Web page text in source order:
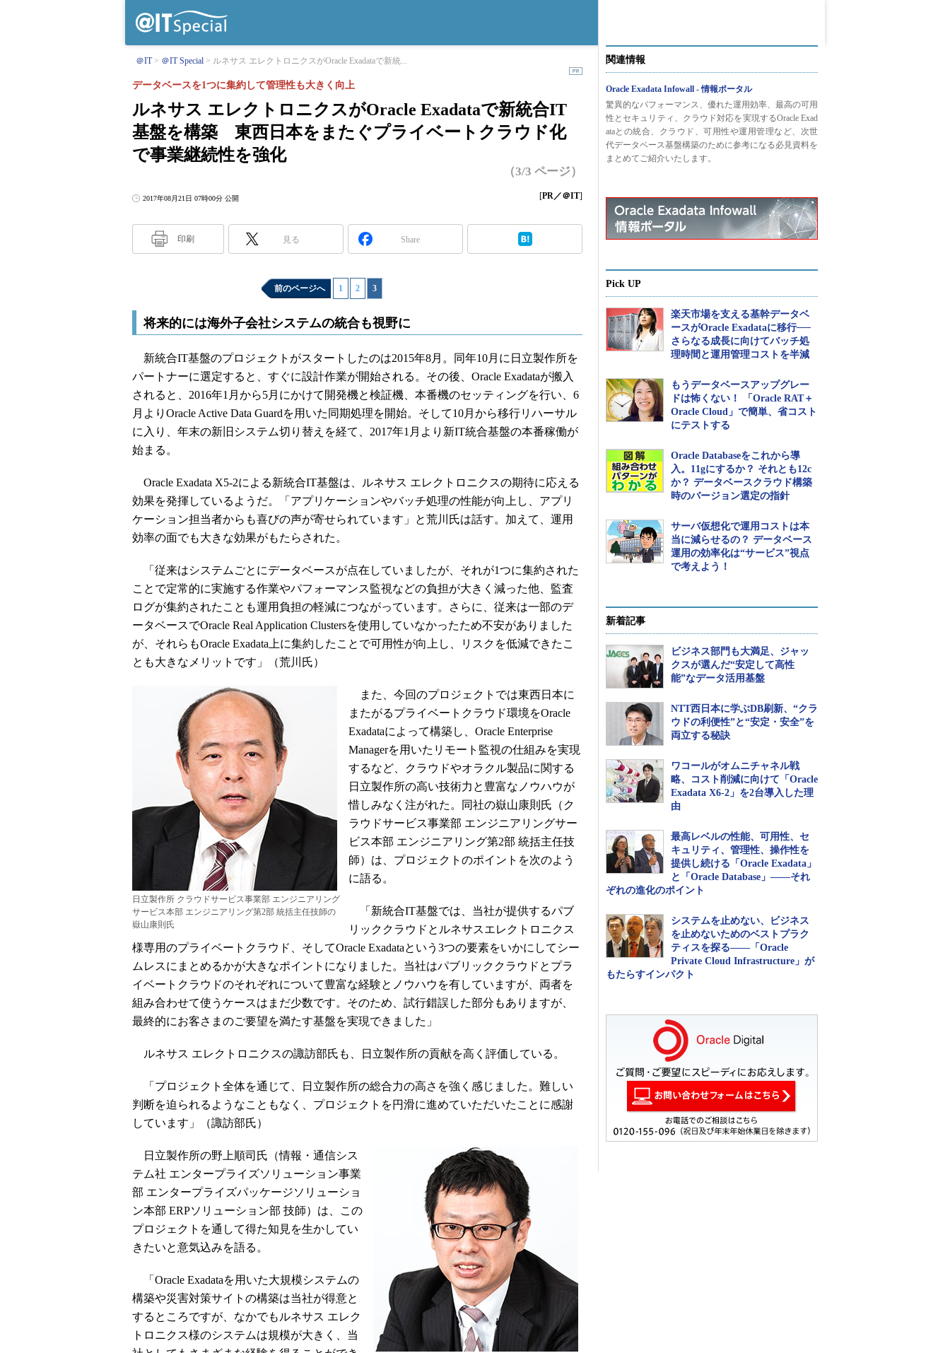
＠IT ＠IT Special ルネサス エレクトロニクスがOracle Exadataで新統...
ルネサス エレクトロニクスがOracle Exadataで新統合IT
基盤を構築 東西日本をまたぐプライベートクラウド化
で事業継続性を強化
データベースを1つに集約して管理性も大きく向上
（3/3 ページ）
2017年08月21日 07時00分 公開 [PR／＠IT]
印刷 見る Share
前のページへ 1 2 3
将来的には海外子会社システムの統合も視野に
新統合IT基盤のプロジェクトがスタートしたのは2015年8月。同年10月に日立製作所を
パートナーに選定すると、すぐに設計作業が開始される。その後、Oracle Exadataが搬入
されると、2016年1月から5月にかけて開発機と検証機、本番機のセッティングを行い、6
月よりOracle Active Data Guardを用いた同期処理を開始。そして10月から移行リハーサル
に入り、年末の新旧システム切り替えを経て、2017年1月より新IT統合基盤の本番稼働が
始まる。
Oracle Exadata X5-2による新統合IT基盤は、ルネサス エレクトロニクスの期待に応える
効果を発揮しているようだ。「アプリケーションやバッチ処理の性能が向上し、アプリ
ケーション担当者からも喜びの声が寄せられています」と荒川氏は話す。加えて、運用
効率の面でも大きな効果がもたらされた。
「従来はシステムごとにデータベースが点在していましたが、それが1つに集約された
ことで定常的に実施する作業やパフォーマンス監視などの負担が大きく減った他、監査
ログが集約されたことも運用負担の軽減につながっています。さらに、従来は一部のデ
ータベースでOracle Real Application Clustersを使用していなかったため不安がありました
が、それらもOracle Exadata上に集約したことで可用性が向上し、リスクを低減できたこ
とも大きなメリットです」（荒川氏）
日立製作所 クラウドサービス事業部 エンジニアリング
サービス本部 エンジニアリング第2部 統括主任技師の
嶽山康則氏
また、今回のプロジェクトでは東西日本に
またがるプライベートクラウド環境をOracle
Exadataによって構築し、Oracle Enterprise
Managerを用いたリモート監視の仕組みを実現
するなど、クラウドやオラクル製品に関する
日立製作所の高い技術力と豊富なノウハウが
惜しみなく注がれた。同社の嶽山康則氏（ク
ラウドサービス事業部 エンジニアリングサー
ビス本部 エンジニアリング第2部 統括主任技
師）は、プロジェクトのポイントを次のよう
に語る。
「新統合IT基盤では、当社が提供するパブ
リッククラウドとルネサスエレクトロニクス
様専用のプライベートクラウド、そしてOracle Exadataという3つの要素をいかにしてシー
ムレスにまとめるかが大きなポイントになりました。当社はパブリッククラウドとプラ
イベートクラウドのそれぞれについて豊富な経験とノウハウを有していますが、両者を
組み合わせて使うケースはまだ少数です。そのため、試行錯誤した部分もありますが、
最終的にお客さまのご要望を満たす基盤を実現できました」
ルネサス エレクトロニクスの諏訪部氏も、日立製作所の貢献を高く評価している。
「プロジェクト全体を通じて、日立製作所の総合力の高さを強く感じました。難しい
判断を迫られるようなこともなく、プロジェクトを円滑に進めていただいたことに感謝
しています」（諏訪部氏）
日立製作所の野上順司氏（情報・通信シス
テム社 エンタープライズソリューション事業
部 エンタープライズパッケージソリューショ
ン本部 ERPソリューション部 技師）は、この
プロジェクトを通して得た知見を生かしてい
きたいと意気込みを語る。
「Oracle Exadataを用いた大規模システムの
構築や災害対策サイトの構築は当社が得意と
するところですが、なかでもルネサス エレク
トロニクス様のシステムは規模が大きく、当
関連情報
Oracle Exadata Infowall - 情報ポータル
驚異的なパフォーマンス、優れた運用効率、最高の可用
性とセキュリティ、クラウド対応を実現するOracle Exad
ataとの統合、クラウド、可用性や運用管理など、次世
代データベース基盤構築のために参考になる必見資料を
まとめてご紹介いたします。
Pick UP
楽天市場を支える基幹データベ
ースがOracle Exadataに移行──
さらなる成長に向けてバッチ処
理時間と運用管理コストを半減
もうデータベースアップグレー
ドは怖くない！ 「Oracle RAT＋
Oracle Cloud」で簡単、省コスト
にテストする
Oracle Databaseをこれから導
入。11gにするか？ それとも12c
か？ データベースクラウド構築
時のバージョン選定の指針
サーバ仮想化で運用コストは本
当に減らせるの？ データベース
運用の効率化は“サービス”視点
で考えよう！
新着記事
ビジネス部門も大満足、ジャッ
クスが選んだ“安定して高性
能”なデータ活用基盤
NTT西日本に学ぶDB刷新、“クラ
ウドの利便性”と“安定・安全”を
両立する秘訣
ワコールがオムニチャネル戦
略、コスト削減に向けて「Oracle
Exadata X6-2」を2台導入した理
由
最高レベルの性能、可用性、セ
キュリティ、管理性、操作性を
提供し続ける「Oracle Exadata」
と「Oracle Database」――それ
ぞれの進化のポイント
システムを止めない、ビジネス
を止めないためのベストプラク
ティスを探る――「Oracle
Private Cloud Infrastructure」が
もたらすインパクト